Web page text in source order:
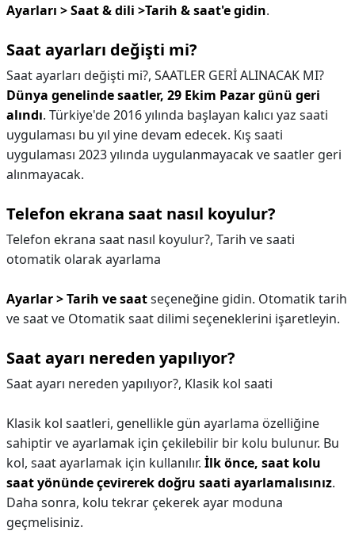
Ayarları > Saat & dili >Tarih & saat'e gidin.
Saat ayarları değişti mi?
Saat ayarları değişti mi?, SAATLER GERİ ALINACAK MI?
Dünya genelinde saatler, 29 Ekim Pazar günü geri
alındı. Türkiye'de 2016 yılında başlayan kalıcı yaz saati
uygulaması bu yıl yine devam edecek. Kış saati
uygulaması 2023 yılında uygulanmayacak ve saatler geri
alınmayacak.
Telefon ekrana saat nasıl koyulur?
Telefon ekrana saat nasıl koyulur?, Tarih ve saati
otomatik olarak ayarlama
Ayarlar > Tarih ve saatseçeneğine gidin. Otomatik tarih
ve saat ve Otomatik saat dilimi seçeneklerini işaretleyin.
Saat ayarı nereden yapılıyor?
Saat ayarı nereden yapılıyor?, Klasik kol saati
Klasik kol saatleri, genellikle gün ayarlama özelliğine
sahiptir ve ayarlamak için çekilebilir bir kolu bulunur. Bu
kol, saat ayarlamak için kullanılır. İlk önce, saat kolu
saat yönünde çevirerek doğru saati ayarlamalısınız.
Daha sonra, kolu tekrar çekerek ayar moduna
geçmelisiniz.